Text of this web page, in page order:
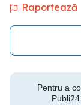
Raportează
Pentru a